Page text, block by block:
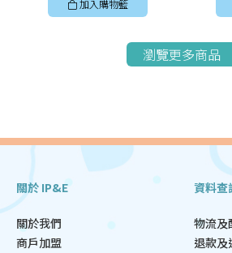
加入購物籃
瀏覽更多商品
關於 IP&E
關於我們
商戶加盟
資料查
物流及
退款及